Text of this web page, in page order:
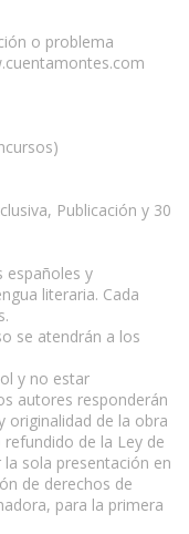
o problema
Publicación y 30
españoles y
literaria. Cada
se atendrán a los
y no estar
autores responderán
originalidad de la obra
de la Ley de
sola presentación en
de derechos de
para la primera